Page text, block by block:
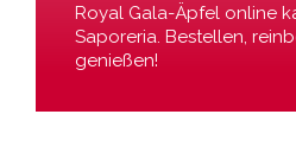
Royal Gala-Äpfel online
Saporeria. Bestellen,
genießen!